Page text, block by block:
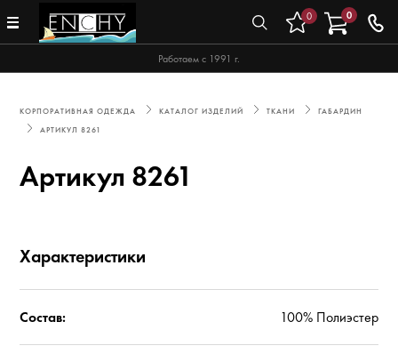
Работаем с 1991 г.
0 0
КОРПОРАТИВНАЯ ОДЕЖДА КАТАЛОГ ИЗДЕЛИЙ ТКАНИ
ГАБАРДИН
АРТИКУЛ 8261
Артикул 8261
Характеристики
Состав: 100% Полиэстер